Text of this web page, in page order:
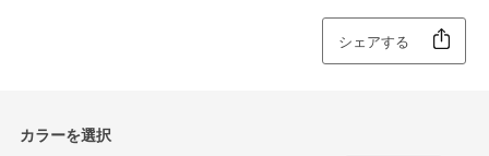
シェアする
カラーを選択